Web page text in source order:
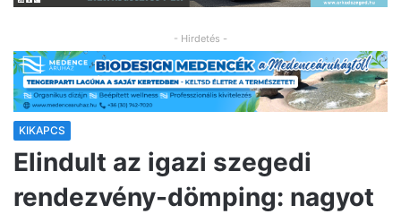
- Hirdetés -
KIKAPCS
Elindult az igazi szegedi
rendezvény-dömping: nagyot